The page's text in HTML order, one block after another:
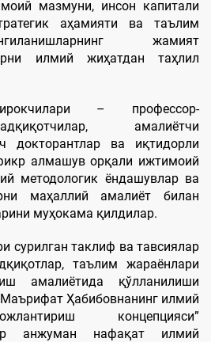
мазмуни, инсон капитали
аҳамияти ва таълим
жамият
илмий жиҳатдан таҳлил
– профессор-
амалиётчи
докторантлар ва иқтидорли
алмашув орқали ижтимоий
методологик ёндашувлар ва
маҳаллий амалиёт билан
муҳокама қилдилар.
сурилган таклиф ва тавсиялар
таълим жараёнлари
амалиётида қўлланилиши
Маърифат Ҳабибовнанинг илмий
концепцияси”
анжуман нафақат илмий